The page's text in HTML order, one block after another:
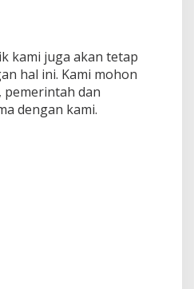
kami juga akan tetap
hal ini. Kami mohon
pemerintah dan
dengan kami.